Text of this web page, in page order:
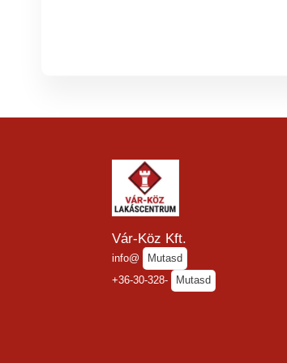
Vár-Köz Kft.
info@
Mutasd
+36-30-328-
Mutasd